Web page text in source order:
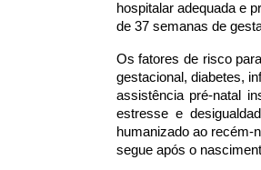
hospitalar adequada e
de 37 semanas de
Os fatores de risco
gestacional, diabetes,
assistência pré-natal
estresse e
humanizado ao recém-
segue após o